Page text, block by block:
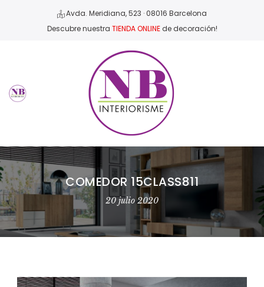
Avda. Meridiana, 523 · 08016 Barcelona
Descubre nuestra TIENDA ONLINEde decoración!
COMEDOR 15CLASS811
20 julio 2020